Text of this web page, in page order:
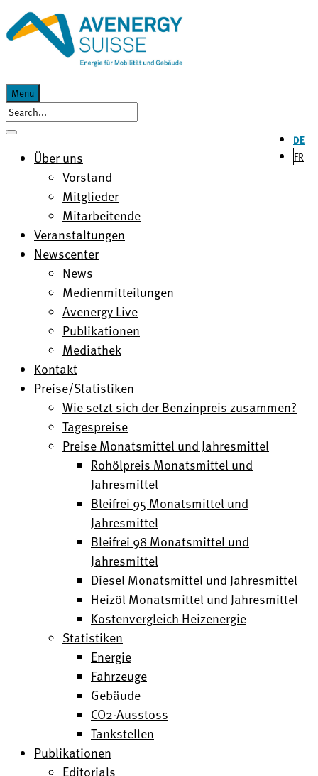
Menu
DE
FR
Über uns
Vorstand
Mitglieder
Mitarbeitende
Veranstaltungen
Newscenter
News
Medienmitteilungen
Avenergy Live
Publikationen
Mediathek
Kontakt
Preise/Statistiken
Wie setzt sich der Benzinpreis zusammen?
Tagespreise
Preise Monatsmittel und Jahresmittel
Rohölpreis Monatsmittel und
Jahresmittel
Bleifrei 95 Monatsmittel und
Jahresmittel
Bleifrei 98 Monatsmittel und
Jahresmittel
Diesel Monatsmittel und Jahresmittel
Heizöl Monatsmittel und Jahresmittel
Kostenvergleich Heizenergie
Statistiken
Energie
Fahrzeuge
Gebäude
CO2-Ausstoss
Tankstellen
Publikationen
Editorials